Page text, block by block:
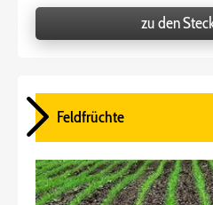
zu den
Feldfrüchte